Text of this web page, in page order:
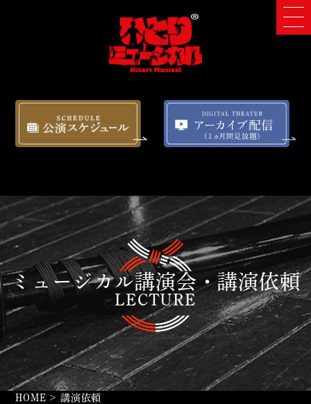
ミュージカル講演会・講演依頼
LECTURE
HOME > 講演依頼